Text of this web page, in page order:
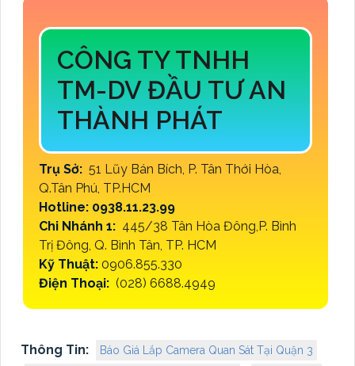
CÔNG TY TNHH
TM-DV ĐẦU TƯ AN
THÀNH PHÁT
Trụ Sở: 51 Lũy Bán Bích, P. Tân Thới Hòa,
Q.Tân Phú, TP.HCM
Hotline: 0938.11.23.99
Chi Nhánh 1: 445/38 Tân Hòa Đông,P. Bình
Trị Đông, Q. Bình Tân, TP. HCM
Kỹ Thuật: 0906.855.330
Điện Thoại: (028) 6688.4949
Thông Tin:
Báo Giá Lắp Camera Quan Sát Tại Quận 3